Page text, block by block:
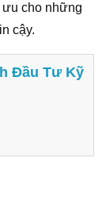
ưu cho những
cậy.
Đầu Tư Kỹ